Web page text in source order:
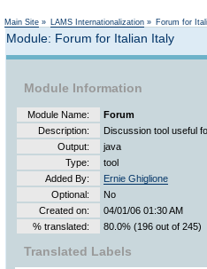
Main Site » LAMS Internationalization » Forum for
Module: Forum for Italian Italy
Module Information
Module Name:
Forum
Description:
Discussion tool useful
Output:
java
Type:
tool
Added By:
Ernie Ghiglione
Optional:
No
Created on:
04/01/06 01:30 AM
% translated:
80.0% (196 out of 245)
Translated Labels